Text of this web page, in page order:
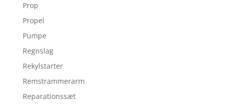
Prop
Propel
Pumpe
Regnslag
Rekylstarter
Remstrammerarm
Reparationssæt